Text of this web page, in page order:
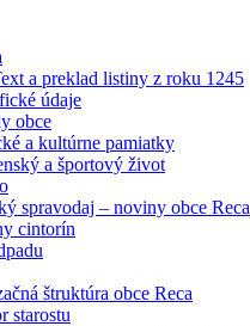
a preklad listiny z roku 1245
údaje
obce
a kultúrne pamiatky
a športový život
spravodaj – noviny obce Reca
cintorín
štruktúra obce Reca
starostu